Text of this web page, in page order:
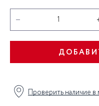
Проверить наличие в